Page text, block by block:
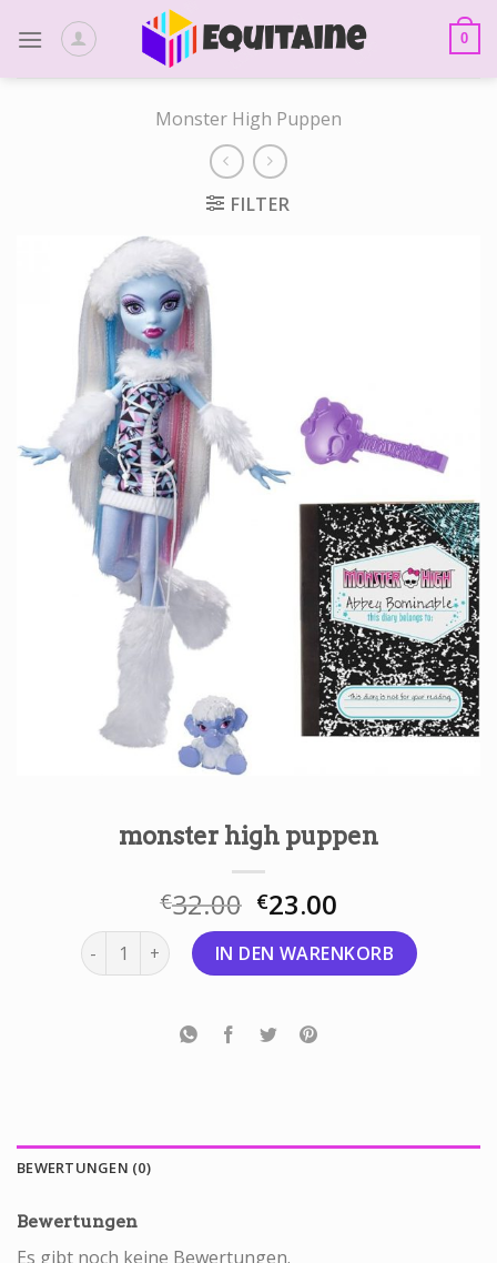
0
Monster High Puppen
FILTER
monster high puppen
€32.00 €23.00
monster high puppen MengeIN DEN WARENKORB
BEWERTUNGEN (0)
Bewertungen
Es gibt noch keine Bewertungen.